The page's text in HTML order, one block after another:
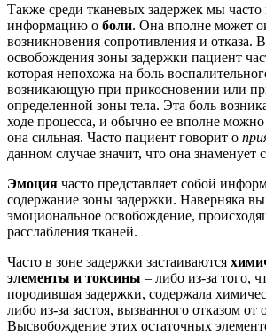
Также среди тканевых задержек мы
информацию о боли. Она вполне может
возникновения сопротивления и отказа.
освобождения зоны задержки пациент
которая непохожа на боль
возникающую при прикосновении или
определенной зоны тела. Эта боль
ходе процесса, и обычно ее вполне можно
она сильная. Часто пациент говорит о
данном случае значит, что она знаменует
Эмоция часто представляет собой
содержание зоны задержки. Наверняка
эмоциональное освобождение,
расслабления тканей.
Часто в зоне задержки застаиваются
элементы и токсины – либо из-за того,
породившая задержки, содержала
либо из-за застоя, вызванного отказом от
Высвобождение этих остаточных